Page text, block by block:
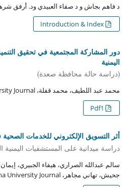
د فاهم بجاش و د صفاء العبيدي ود. أرفق
Introduction & Index
دور المشاركة المجتمعية في تحقيق
اليمنية
(دراسة حالة محافظة صعدة)
محمد عبد اللطيف، محمد قفلة، Albaydha University Journal
أثر التسويق الإلكتروني للخدمات
دراسة ميدانية على المستشفيات اليمنية
سالم عبدالله الصراري، هيفاء الجبيري،
جحيش، تهاني مجاهر، Albaydha University Journal